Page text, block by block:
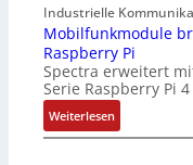
9
-
Z
o
l
l
-
Industrielle
Mobilfunkmodule
Raspberry Pi
Spectra erweitert
Serie Raspberry Pi
Weiterlesen:
M